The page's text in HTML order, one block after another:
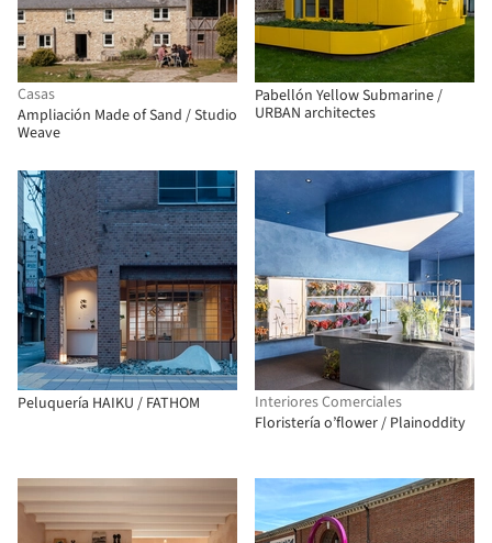
Casas
Ampliación Made of Sand / Studio
Weave
Pabellón Yellow Submarine /
URBAN architectes
Peluquería HAIKU / FATHOM
Interiores Comerciales
Floristería o’flower / Plainoddity